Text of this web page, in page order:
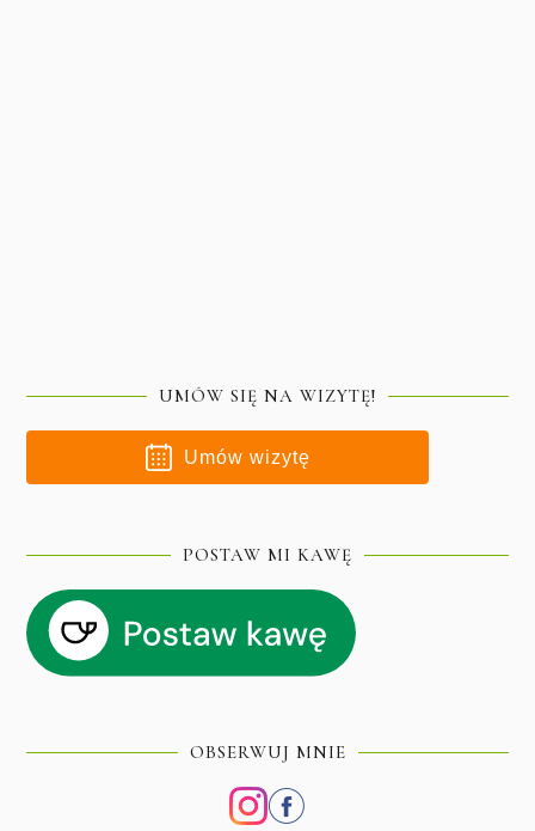
UMÓW SIĘ NA WIZYTĘ!
Umów wizytę
POSTAW MI KAWĘ
OBSERWUJ MNIE